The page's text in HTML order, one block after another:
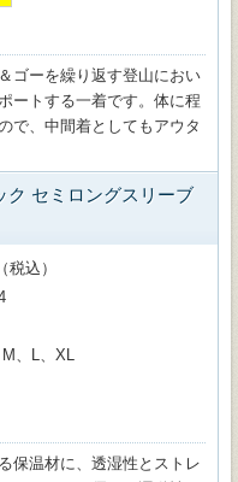
ゴーを繰り返す登山におい
ートする一着です。体に程
で、中間着としてもアウタ
ク セミロングスリーブ
税込）
、L、XL
保温材に、透湿性とストレ